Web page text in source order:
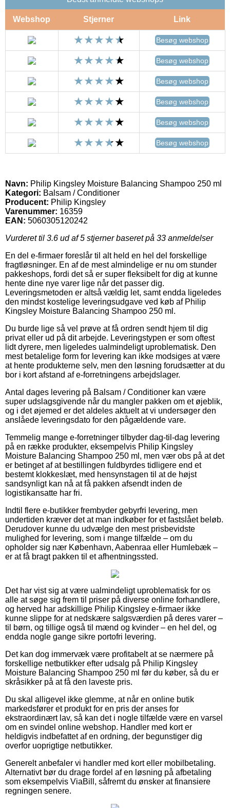
Webshop Stjerner Link
Besøg webshop
Besøg webshop
Besøg webshop
Besøg webshop
Besøg webshop
Besøg webshop
Navn: Philip Kingsley Moisture Balancing Shampoo 250 ml
Kategori: Balsam / Conditioner
Producent: Philip Kingsley
Varenummer: 16359
EAN: 5060305120242
Vurderet til 3.6 ud af 5 stjerner baseret på 33 anmeldelser
En del e-firmaer foreslår til alt held en hel del forskellige
fragtløsninger. En af de mest almindelige er nu om stunder
pakkeshops, fordi det så er super fleksibelt for dig at kunne
hente dine nye varer lige når det passer dig.
Leveringsmetoden er altså vældig let, samt endda ligeledes
den mindst kostelige leveringsudgave ved køb af Philip
Kingsley Moisture Balancing Shampoo 250 ml.
Du burde lige så vel prøve at få ordren sendt hjem til dig
privat eller ud på dit arbejde. Leveringstypen er som oftest
lidt dyrere, men ligeledes ualmindeligt uproblematisk. Den
mest betalelige form for levering kan ikke modsiges at være
at hente produkterne selv, men den løsning forudsætter at du
bor i kort afstand af e-forretningens arbejdslager.
Antal dages levering på Balsam / Conditioner kan være
super udslagsgivende når du mangler pakken om et øjeblik,
og i det øjemed er det aldeles aktuelt at vi undersøger den
anslåede leveringsdato for den pågældende vare.
Temmelig mange e-forretninger tilbyder dag-til-dag levering
på en række produkter, eksempelvis Philip Kingsley
Moisture Balancing Shampoo 250 ml, men vær obs på at det
er betinget af at bestillingen fuldbyrdes tidligere end et
bestemt klokkeslæt, med hensynstagen til at de højst
sandsynligt kan nå at få pakken afsendt inden de
logistikansatte har fri.
Indtil flere e-butikker frembyder gebyrfri levering, men
undertiden kræver det at man indkøber for et fastslået beløb.
Derudover kunne du udvælge den mest prisbevidste
mulighed for levering, som i mange tilfælde – om du
opholder sig nær København, Aabenraa eller Humlebæk –
er at få bragt pakken til et afhentningssted.
Det har vist sig at være ualmindeligt uproblematisk for os
alle at søge sig frem til priser på diverse online forhandlere,
og herved har adskillige Philip Kingsley e-firmaer ikke
kunne slippe for at nedskære salgsværdien på deres varer –
til børn, og tillige også til mænd og kvinder – en hel del, og
endda nogle gange sikre portofri levering.
Det kan dog immervæk være profitabelt at se nærmere på
forskellige netbutikker efter udsalg på Philip Kingsley
Moisture Balancing Shampoo 250 ml før du køber, så du er
skråsikker på at få den laveste pris.
Du skal alligevel ikke glemme, at når en online butik
markedsfører et produkt for en pris der anses for
ekstraordinært lav, så kan det i nogle tilfælde være en varsel
om en svindel online webshop. Handler med kort er
heldigvis indbefattet af en ordning, der begunstiger dig
overfor uoprigtige netbutikker.
Generelt anbefaler vi handler med kort eller mobilbetaling.
Alternativt bør du drage fordel af en løsning på afbetaling
som eksempelvis ViaBill, såfremt du ønsker at finansiere
regningen senere.